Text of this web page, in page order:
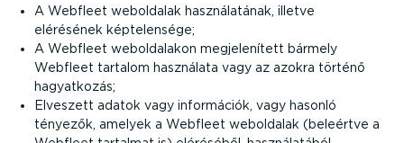
A Webfleet weboldalak haszná­la­tának, illetve
elérésének képte­lensége;
A Webfleet webol­da­lakon megje­le­nített bármely
Webfleet tartalom használata vagy az azokra történő
hagyatkozás;
Elveszett adatok vagy információk, vagy hasonló
tényezők, amelyek a Webfleet weboldalak (beleértve a